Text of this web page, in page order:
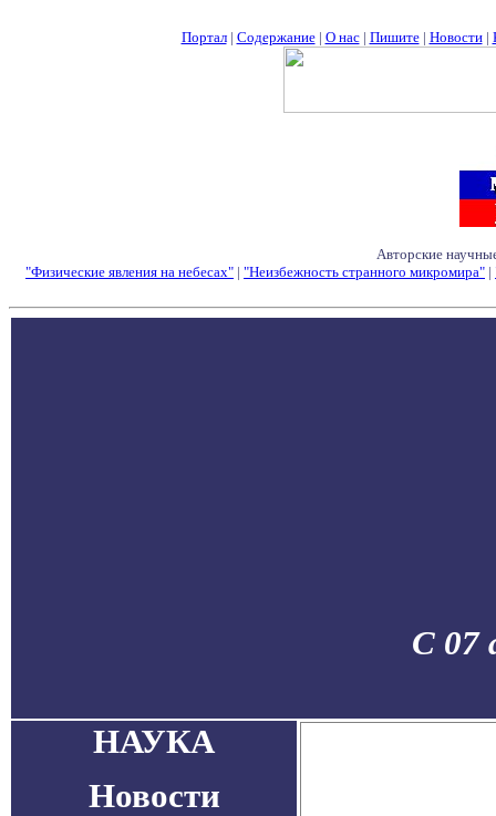
Портал| Содержание| О нас| Пишите| Новости|
Авторские
"Физические явления на небесах" | "Неизбежность странного микромира" |
С 07
НАУКА
Новости